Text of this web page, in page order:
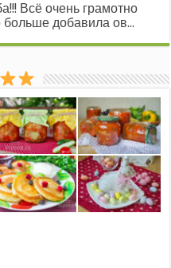
Всё очень грамотно
добавила ов...